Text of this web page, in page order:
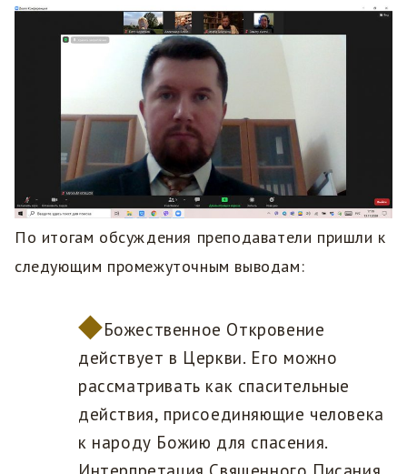
По итогам обсуждения преподаватели пришли к
следующим промежуточным выводам:
Божественное Откровение
действует в Церкви. Его можно
рассматривать как спасительные
действия, присоединяющие человека
к народу Божию для спасения.